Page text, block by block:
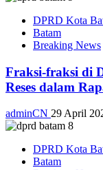
DPRD Kota
Batam
Breaking News
Fraksi-fraksi di
Reses dalam
adminCN 29 April
DPRD Kota
Batam